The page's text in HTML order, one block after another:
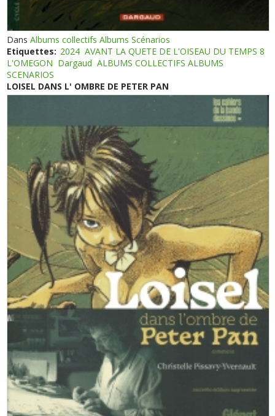
DansAlbums collectifs Albums Scénarios
Etiquettes: 2024 AVANT LA QUETE DE L'OISEAU DU TEMPS 8
L'OMEGON Dargaud ALBUMS COLLECTIFS ALBUMS
SCENARIOS
LOISEL DANS L' OMBRE DE PETER PAN